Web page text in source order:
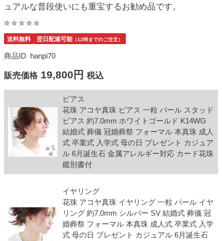
ュアルな普段使いにも重宝するお勧め品です。
送料無料 翌日配達可能（12時までのご注文）
商品ID hanpi70
販売価格 19,800円 税込
ピアス
花珠 アコヤ真珠 ピアス 一粒 パール スタッド
ピアス 約7.0mm ホワイトゴールド K14WG
結婚式 葬儀 冠婚葬祭 フォーマル 本真珠 成人
式 卒業式 入学式 母の日 プレゼント カジュア
ル 6月誕生石 金属アレルギー対応 カード花珠
鑑別書付
イヤリング
花珠 アコヤ真珠 イヤリング 一粒 パール イヤ
リング 約7.0mm シルバー SV 結婚式 葬儀 冠
婚葬祭 フォーマル 本真珠 成人式 卒業式 入学
式 母の日 プレゼント カジュアル 6月誕生石